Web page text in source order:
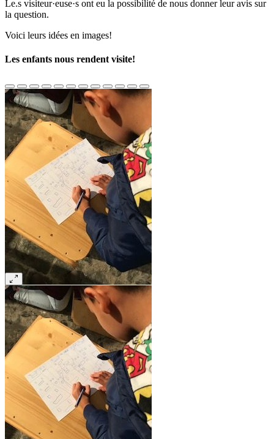
Le.s visiteur·euse·s ont eu la possibilité de nous donner leur avis sur
la question.
Voici leurs idées en images!
Les enfants nous rendent visite!